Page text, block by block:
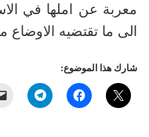
معربة عن املها في
الى ما تقتضيه
شارك هذا الموضوع: